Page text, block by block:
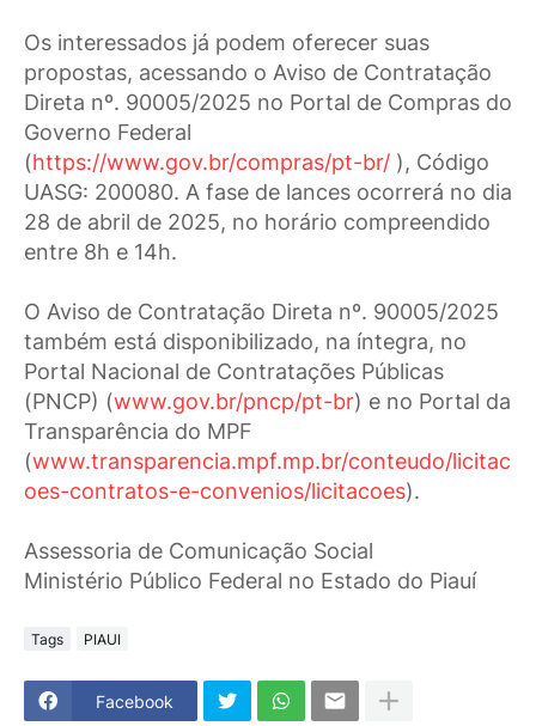
Os interessados já podem oferecer suas
propostas, acessando o Aviso de Contratação
Direta nº. 90005/2025 no Portal de Compras do
Governo Federal
(https://www.gov.br/compras/pt-br/ ), Código
UASG: 200080. A fase de lances ocorrerá no dia
28 de abril de 2025, no horário compreendido
entre 8h e 14h.
O Aviso de Contratação Direta nº. 90005/2025
também está disponibilizado, na íntegra, no
Portal Nacional de Contratações Públicas
(PNCP) (www.gov.br/pncp/pt-br) e no Portal da
Transparência do MPF
(www.transparencia.mpf.mp.br/conteudo/licitac
oes-contratos-e-convenios/licitacoes).
Assessoria de Comunicação Social
Ministério Público Federal no Estado do Piauí
Tags PIAUI
Facebook